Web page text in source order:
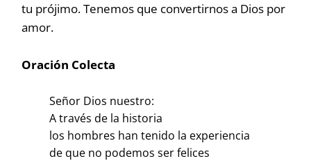
tu prójimo. Tenemos que convertirnos a Dios por
amor.
Oración Colecta
Señor Dios nuestro:
A través de la historia
los hombres han tenido la experiencia
de que no podemos ser felices